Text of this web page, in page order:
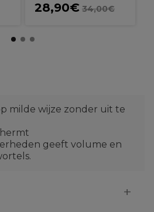
28,90€ 34,00€
milde wijze zonder uit te
geeft volume en